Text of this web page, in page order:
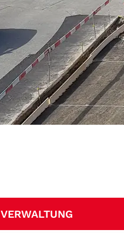
Subnavigation
VERWALTUNG